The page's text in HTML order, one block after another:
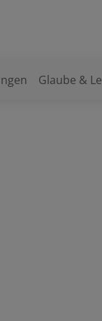
Glaube &